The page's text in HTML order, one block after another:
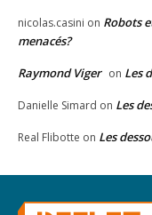
nicolas.casini on Robots
menacés?
Raymond Viger on Les
Danielle Simard on Les
Real Flibotte on Les